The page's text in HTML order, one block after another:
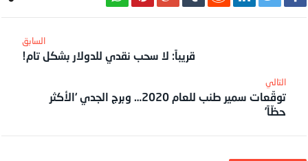
قريباً: لا سحب نقدي للدولار بشكل تام!
‎التالي
توقّعات سمير طنب للعام 2020… وبرج الجدي ‘الأكثر
حظّاً’